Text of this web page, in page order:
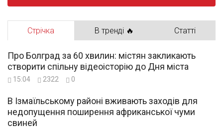
Стрічка В тренді 🔥 Статті
Про Болград за 60 хвилин: містян закликають
створити спільну відеоісторію до Дня міста
15:04 2322 0
В Ізмаїльському районі вживають заходів для
недопущення поширення африканської чуми
свиней